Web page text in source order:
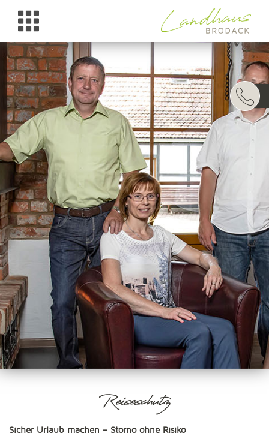
UNTERKÜNFTE
WELLNESS
TAGESAUSFLÜGE
ARRANGEMENTS
Reiseschutz
Sicher Urlaub machen – Storno ohne Risiko